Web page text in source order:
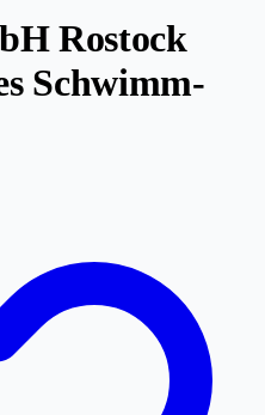
Rostock
Schwimm-